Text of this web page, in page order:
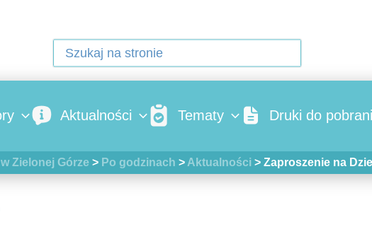
Aktualności Tematy Druki do
Zielonej Górze> Po godzinach > Aktualności> Zaproszenie na